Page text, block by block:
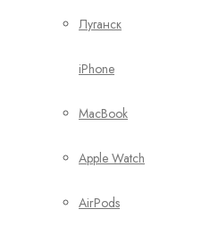
iPhone
MacBook
Apple Watch
AirPods